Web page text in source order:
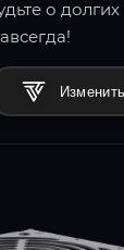
о долгих